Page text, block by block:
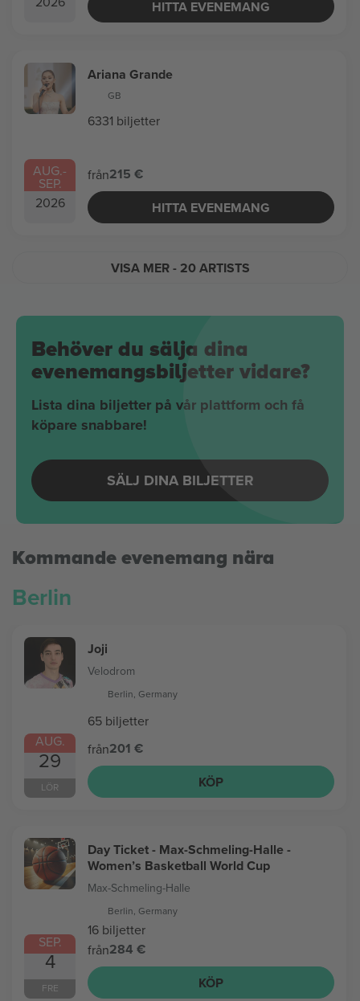
HITTA EVENEMANG
AUG.-
SEP.
2026
Ariana Grande
GB
6331 biljetter
från215 €
HITTA EVENEMANG
VISA MER- 20 ARTISTS
Behöver du sälja dina
evenemangsbiljetter vidare?
Lista dina biljetter på vår plattform och få
köpare snabbare!
SÄLJ DINA BILJETTER
Kommande evenemang nära
Berlin
AUG.
29
LÖR
Joji
Velodrom
Berlin, Germany
65 biljetter
från201 €
KÖP
SEP.
4
FRE
Day Ticket - Max-Schmeling-Halle -
Women’s Basketball World Cup
Max-Schmeling-Halle
Berlin, Germany
16 biljetter
från284 €
KÖP